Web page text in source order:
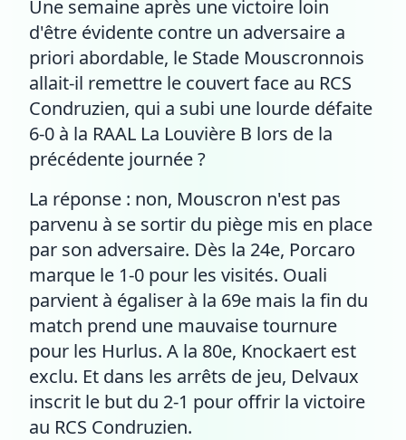
Une semaine après une victoire loin
d'être évidente contre un adversaire a
priori abordable, le Stade Mouscronnois
allait-il remettre le couvert face au RCS
Condruzien, qui a subi une lourde défaite
6-0 à la RAAL La Louvière B lors de la
précédente journée ?
La réponse : non, Mouscron n'est pas
parvenu à se sortir du piège mis en place
par son adversaire. Dès la 24e, Porcaro
marque le 1-0 pour les visités. Ouali
parvient à égaliser à la 69e mais la fin du
match prend une mauvaise tournure
pour les Hurlus. A la 80e, Knockaert est
exclu. Et dans les arrêts de jeu, Delvaux
inscrit le but du 2-1 pour offrir la victoire
au RCS Condruzien.